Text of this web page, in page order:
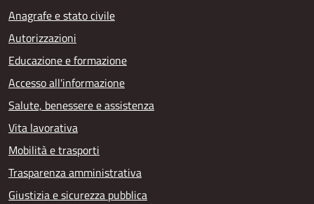
Anagrafe e stato civile
Autorizzazioni
Educazione e formazione
Accesso all'informazione
Salute, benessere e assistenza
Vita lavorativa
Mobilità e trasporti
Trasparenza amministrativa
Giustizia e sicurezza pubblica